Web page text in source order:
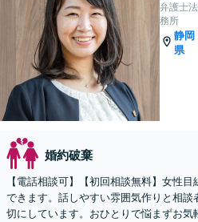
弁護士
務所
静岡
県
婚約破棄
【電話相談可】【初回相談無料】女性
できます。話しやすい雰囲気作りと相
切にしています。おひとりで悩まずお気